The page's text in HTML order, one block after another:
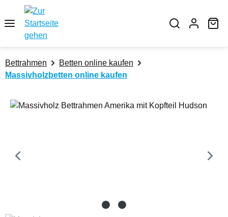
Zum Hauptinhalt springen
Bettrahmen
Betten online kaufen
Massivholzbetten online kaufen
Bildergalerie überspringen